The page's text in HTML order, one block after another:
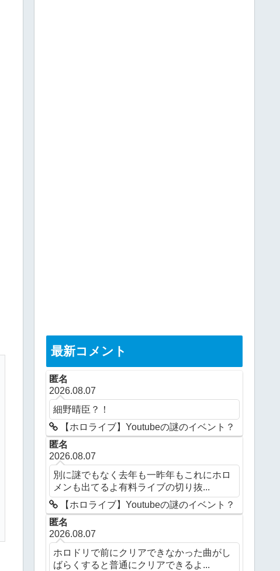
最新コメント
匿名
2026.08.07
細野晴臣？！
【ホロライブ】Youtubeの謎のイベント？
匿名
2026.08.07
別に謎でもなく去年も一昨年もこれにホロ
メンも出てるよ有料ライブの切り抜...
【ホロライブ】Youtubeの謎のイベント？
匿名
2026.08.07
ホロドリで前にクリアできなかった曲がし
ばらくすると普通にクリアできるよ...